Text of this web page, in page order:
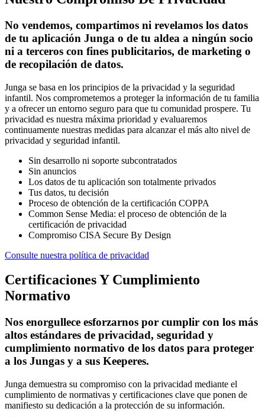
No vendemos, compartimos ni revelamos los datos
de tu aplicación Junga o de tu aldea a ningún socio
ni a terceros con fines publicitarios, de marketing o
de recopilación de datos.
Junga se basa en los principios de la privacidad y la seguridad
infantil. Nos comprometemos a proteger la información de tu familia
y a ofrecer un entorno seguro para que tu comunidad prospere. Tu
privacidad es nuestra máxima prioridad y evaluaremos
continuamente nuestras medidas para alcanzar el más alto nivel de
privacidad y seguridad infantil.
Sin desarrollo ni soporte subcontratados
Sin anuncios
Los datos de tu aplicación son totalmente privados
Tus datos, tu decisión
Proceso de obtención de la certificación COPPA
Common Sense Media: el proceso de obtención de la
certificación de privacidad
Compromiso CISA Secure By Design
Consulte nuestra política de privacidad
Certificaciones Y Cumplimiento
Normativo
Nos enorgullece esforzarnos por cumplir con los más
altos estándares de privacidad, seguridad y
cumplimiento normativo de los datos para proteger
a los Jungas y a sus Keeperes.
Junga demuestra su compromiso con la privacidad mediante el
cumplimiento de normativas y certificaciones clave que ponen de
manifiesto su dedicación a la protección de su información.